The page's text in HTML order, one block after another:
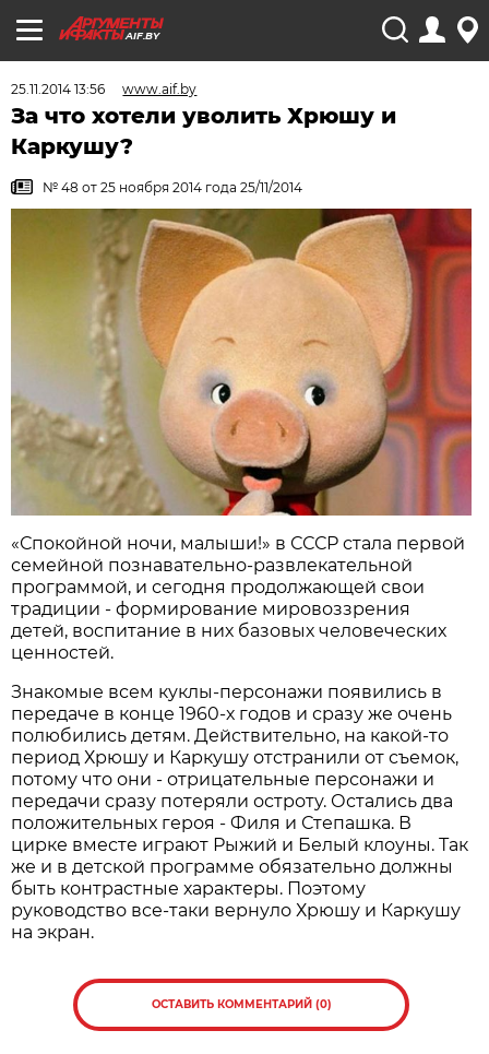
AIF.BY
25.11.2014 13:56 www.aif.by
За что хотели уволить Хрюшу и
Каркушу?
№ 48 от 25 ноября 2014 года 25/11/2014
«Спокойной ночи, малыши!» в СССР стала первой
семейной познавательно-развлекательной
программой, и сегодня продолжающей свои
традиции - формирование мировоззрения
детей, воспитание в них базовых человеческих
ценностей.
Знакомые всем куклы-персонажи появились в
передаче в конце 1960-х годов и сразу же очень
полюбились детям. Действительно, на какой-то
период Хрюшу и Каркушу отстранили от съемок,
потому что они - отрицательные персонажи и
передачи сразу потеряли остроту. Остались два
положительных героя - Филя и Степашка. В
цирке вместе играют Рыжий и Белый клоуны. Так
же и в детской программе обязательно должны
быть контрастные характеры. Поэтому
руководство все-таки вернуло Хрюшу и Каркушу
на экран.
ОСТАВИТЬ КОММЕНТАРИЙ (0)